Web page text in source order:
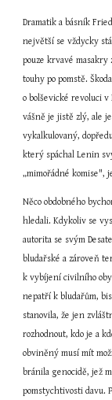
Dramatik a básník
největší se vždycky
pouze krvavé
touhy po pomstě.
o bolševické revoluci
vášně je jistě zlý, ale
vykalkulovaný,
který spáchal Lenin
„mimořádné komise",
Něco obdobného
hledali. Kdykoliv se
autorita se svým
bludařské a zároveň
k vybíjení civilního
nepatří k bludařům,
stanovila, že jen
rozhodnout, kdo je a
obviněný musí mít
bránila genocidě, jež
pomstychtivosti davu.